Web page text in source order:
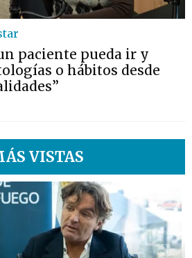
paciente pueda ir y
o hábitos desde
VISTAS
1